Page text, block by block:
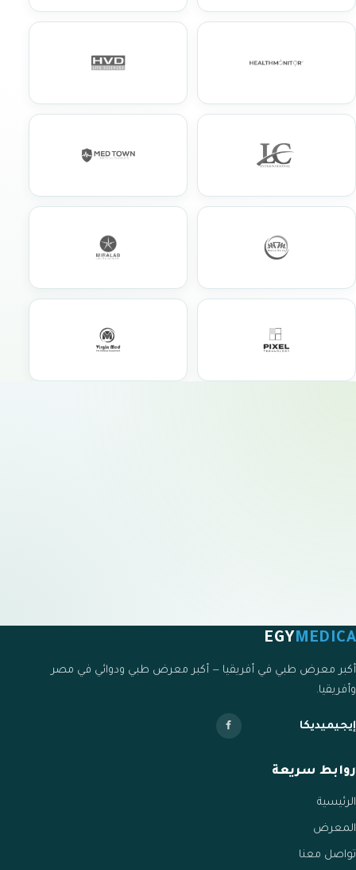
EGY MEDICA
أكبر معرض طبي في أفريقيا — أكبر معرض طبي ودوائي في مصر
وأفريقيا.
إيجيميديكا
روابط سريعة
الرئيسية
المعرض
تواصل معنا